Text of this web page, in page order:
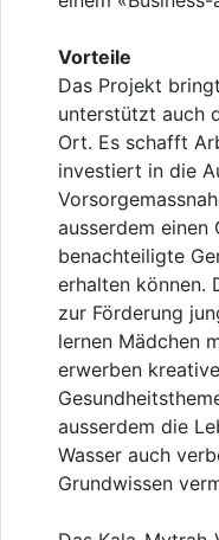
Vorteile
Das Projekt
unterstützt auch
Ort. Es schafft
investiert in die
ausserdem einen
benachteiligte
erhalten können.
zur Förderung
lernen Mädchen
erwerben
ausserdem die
Wasser auch
Grundwissen